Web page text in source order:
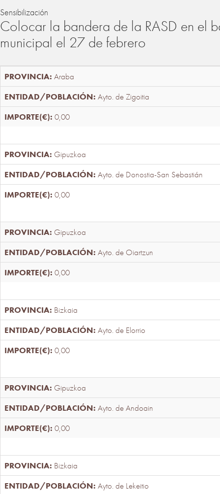
Sensibilización
Colocar la bandera de la RASD en el
municipal el 27 de febrero
Araba
Ayto. de Zigoitia
0,00
Gipuzkoa
Ayto. de Donostia-San Sebastián
0,00
Gipuzkoa
Ayto. de Oiartzun
0,00
Bizkaia
Ayto. de Elorrio
0,00
Gipuzkoa
Ayto. de Andoain
0,00
Bizkaia
Ayto. de Lekeitio